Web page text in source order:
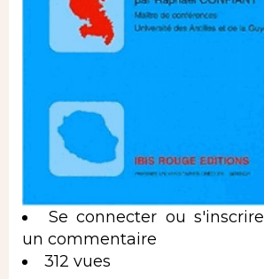
Se connecter ou s'inscrire
un commentaire
312 vues